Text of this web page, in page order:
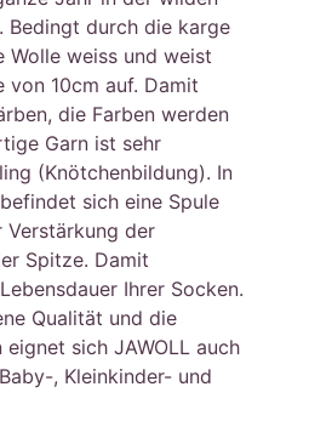
Bedingt durch die karge
Wolle weiss und weist
von 10cm auf. Damit
die Farben werden
Garn ist sehr
(Knötchenbildung). In
sich eine Spule
Verstärkung der
Spitze. Damit
Ihrer Socken.
Qualität und die
eignet sich JAWOLL auch
, Kleinkinder- und